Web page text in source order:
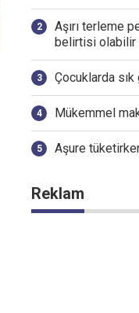
Aşırı terleme
belirtisi olabilir
Çocuklarda
Mükemmel
Aşure
Reklam